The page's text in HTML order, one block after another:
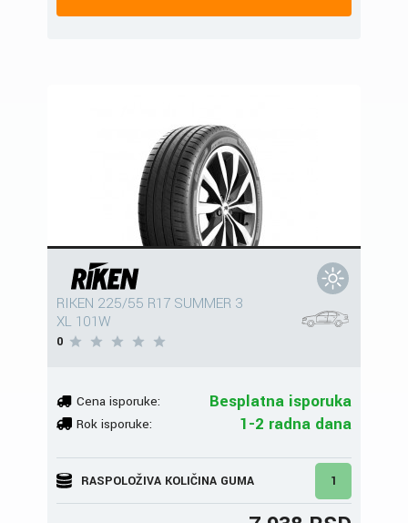
RIKEN 225/55 R17 SUMMER 3
XL 101W
0
Cena isporuke: Besplatna isporuka
Rok isporuke: 1-2 radna dana
RASPOLOŽIVA KOLIČINA GUMA 1